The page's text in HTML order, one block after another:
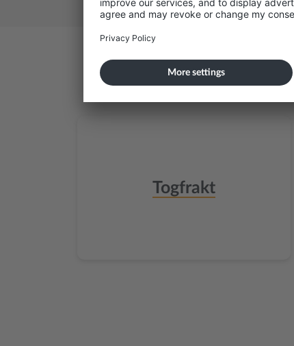
Togfrakt